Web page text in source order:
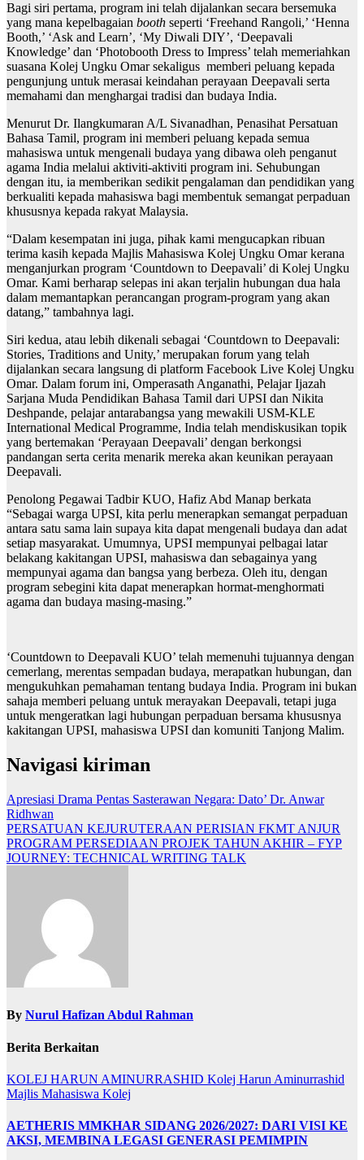
Bagi siri pertama, program ini telah dijalankan secara bersemuka
yang mana kepelbagaian booth seperti ‘Freehand Rangoli,’ ‘Henna
Booth,’ ‘Ask and Learn’, ‘My Diwali DIY’, ‘Deepavali
Knowledge’ dan ‘Photobooth Dress to Impress’ telah memeriahkan
suasana Kolej Ungku Omar sekaligus memberi peluang kepada
pengunjung untuk merasai keindahan perayaan Deepavali serta
memahami dan menghargai tradisi dan budaya India.
Menurut Dr. Ilangkumaran A/L Sivanadhan, Penasihat Persatuan
Bahasa Tamil, program ini memberi peluang kepada semua
mahasiswa untuk mengenali budaya yang dibawa oleh penganut
agama India melalui aktiviti-aktiviti program ini. Sehubungan
dengan itu, ia memberikan sedikit pengalaman dan pendidikan yang
berkualiti kepada mahasiswa bagi membentuk semangat perpaduan
khususnya kepada rakyat Malaysia.
“Dalam kesempatan ini juga, pihak kami mengucapkan ribuan
terima kasih kepada Majlis Mahasiswa Kolej Ungku Omar kerana
menganjurkan program ‘Countdown to Deepavali’ di Kolej Ungku
Omar. Kami berharap selepas ini akan terjalin hubungan dua hala
dalam memantapkan perancangan program-program yang akan
datang,” tambahnya lagi.
Siri kedua, atau lebih dikenali sebagai ‘Countdown to Deepavali:
Stories, Traditions and Unity,’ merupakan forum yang telah
dijalankan secara langsung di platform Facebook Live Kolej Ungku
Omar. Dalam forum ini, Omperasath Anganathi, Pelajar Ijazah
Sarjana Muda Pendidikan Bahasa Tamil dari UPSI dan Nikita
Deshpande, pelajar antarabangsa yang mewakili USM-KLE
International Medical Programme, India telah mendiskusikan topik
yang bertemakan ‘Perayaan Deepavali’ dengan berkongsi
pandangan serta cerita menarik mereka akan keunikan perayaan
Deepavali.
Penolong Pegawai Tadbir KUO, Hafiz Abd Manap berkata
“Sebagai warga UPSI, kita perlu menerapkan semangat perpaduan
antara satu sama lain supaya kita dapat mengenali budaya dan adat
setiap masyarakat. Umumnya, UPSI mempunyai pelbagai latar
belakang kakitangan UPSI, mahasiswa dan sebagainya yang
mempunyai agama dan bangsa yang berbeza. Oleh itu, dengan
program sebegini kita dapat menerapkan hormat-menghormati
agama dan budaya masing-masing.”
‘Countdown to Deepavali KUO’ telah memenuhi tujuannya dengan
cemerlang, merentas sempadan budaya, merapatkan hubungan, dan
mengukuhkan pemahaman tentang budaya India. Program ini bukan
sahaja memberi peluang untuk merayakan Deepavali, tetapi juga
untuk mengeratkan lagi hubungan perpaduan bersama khususnya
kakitangan UPSI, mahasiswa UPSI dan komuniti Tanjong Malim.
Navigasi kiriman
Apresiasi Drama Pentas Sasterawan Negara: Dato’ Dr. Anwar
Ridhwan
PERSATUAN KEJURUTERAAN PERISIAN FKMT ANJUR
PROGRAM PERSEDIAAN PROJEK TAHUN AKHIR – FYP
JOURNEY: TECHNICAL WRITING TALK
By Nurul Hafizan Abdul Rahman
Berita Berkaitan
KOLEJ HARUN AMINURRASHID Kolej Harun Aminurrashid
Majlis Mahasiswa Kolej
AETHERIS MMKHAR SIDANG 2026/2027: DARI VISI KE
AKSI, MEMBINA LEGASI GENERASI PEMIMPIN